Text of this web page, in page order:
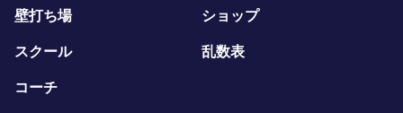
壁打ち場 ショップ
スクール 乱数表
コーチ